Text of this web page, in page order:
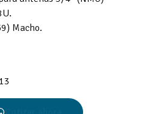
Macho.